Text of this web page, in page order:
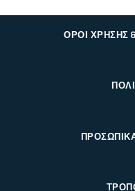
ΟΡΟΙ ΧΡΗΣΗΣ